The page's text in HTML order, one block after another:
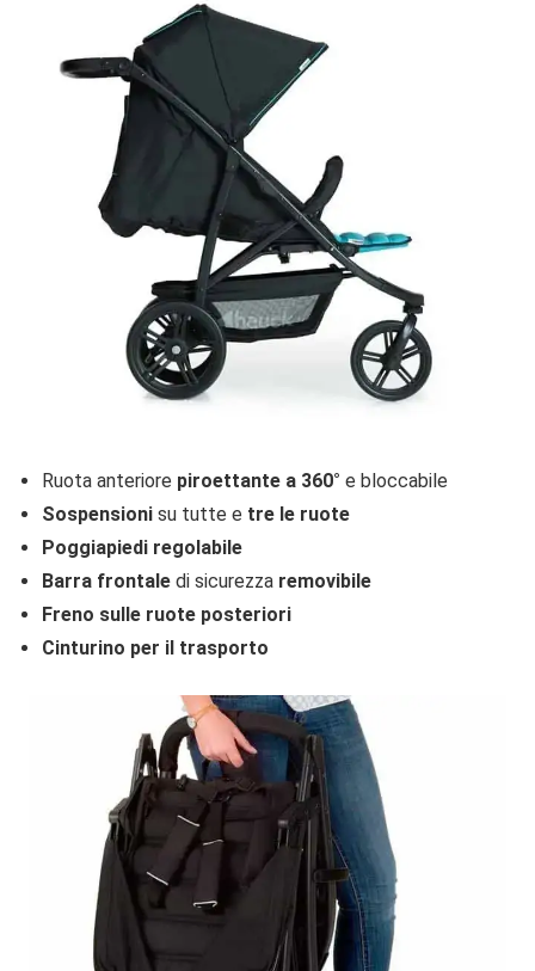
Ruota anteriore piroettante a 360° e bloccabile
Sospensioni su tutte e tre le ruote
Poggiapiedi regolabile
Barra frontale di sicurezza removibile
Freno sulle ruote posteriori
Cinturino per il trasporto